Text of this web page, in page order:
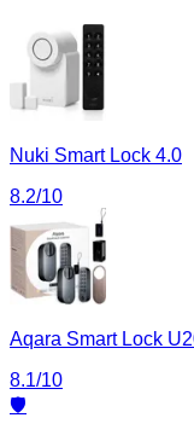
Nuki Smart Lock 4.0
8.2/10
Aqara Smart Lock
8.1/10
🛡️